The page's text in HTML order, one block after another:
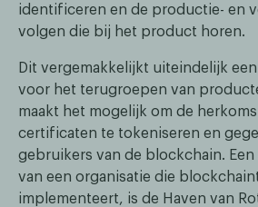
identificeren en de productie- en
volgen die bij het product horen.
Dit vergemakkelijkt uiteindelijk
voor het terugroepen van
maakt het mogelijk om de
certificaten te tokeniseren en
gebruikers van de blockchain.
van een organisatie die
implementeert, is de Haven van